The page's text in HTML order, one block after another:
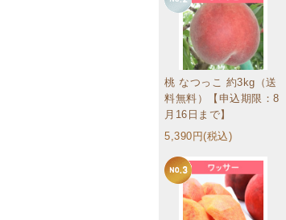
桃 なつっこ 約3kg（送
料無料）【申込期限：8
月16日まで】
5,390円(税込)